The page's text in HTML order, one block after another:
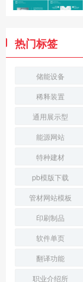
热门标签
储能设备
稀释装置
通用展示型
能源网站
特种建材
pb模版下载
管材网站模板
印刷制品
软件单页
翻译功能
职业介绍所